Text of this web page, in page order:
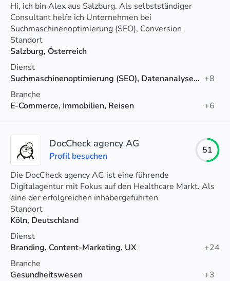
Hi, ich bin Alex aus Salzburg. Als selbstständiger
Consultant helfe ich Unternehmen bei
Suchmaschinenoptimierung (SEO), Conversion
Optimierung (CRO) und Web Analytics.
Standort
Salzburg, Österreich
Dienst
Suchmaschinenoptimierung (SEO), Datenanalyse, Conversion-Rate-Optimierung +8
Branche
E-Commerce, Immobilien, Reisen
+6
DocCheck agency AG
Profil besuchen
51
Die DocCheck agency AG ist eine führende
Digitalagentur mit Fokus auf den Healthcare Markt. Als
eine der erfolgreichen inhabergeführten
Kommunikationsagenturen in Deutschland und großen
Healthcare Agenturen in Europa bieten wir ein Full-
Service Dienstleistungsportfolio. Wir überzeugen mit
digitalem Know-how, neuesten Technologien und
kreativen Ansätzen.
Standort
Köln, Deutschland
Dienst
Branding, Content-Marketing, UX
+24
Branche
Gesundheitswesen
+3